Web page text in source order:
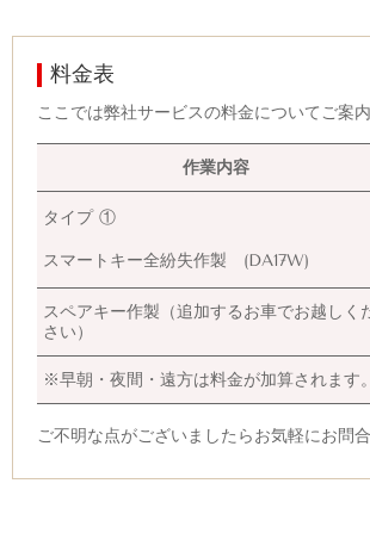
料金表
ここでは弊社サービスの料金についてご案内
作業内容
タイプ ①
スマートキー全紛失作製 (DA17W)
スペアキー作製（追加するお車でお越しく
さい）
※早朝・夜間・遠方は料金が加算されます。
ご不明な点がございましたらお気軽にお問合